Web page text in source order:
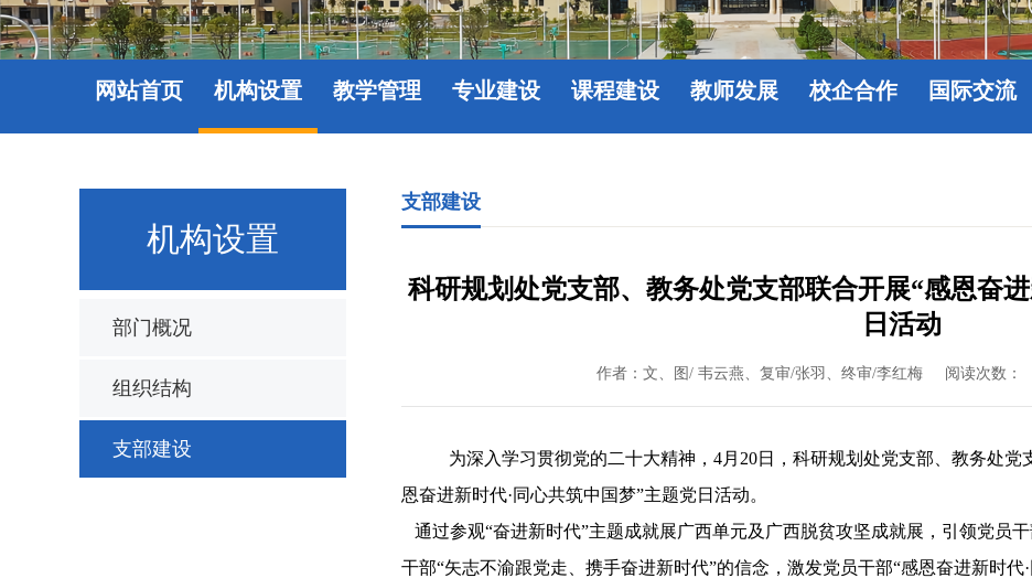
网站首页 机构设置 教学管理 专业建设 课程建设 教师发展 校企合作 国际交流
机构设置
部门概况
组织结构
支部建设
支部建设
科研规划处党支部、教务处党支部联合开展“感恩奋
日活动
作者：文、图/ 韦云燕、复审/张羽、终审/李红梅 阅读次数：
为深入学习贯彻党的二十大精神，4月20日，科研规划处党支部、教务处
恩奋进新时代·同心共筑中国梦”主题党日活动。
通过参观“奋进新时代”主题成就展广西单元及广西脱贫攻坚成就展，引领党员
干部“矢志不渝跟党走、携手奋进新时代”的信念，激发党员干部“感恩奋进新时代